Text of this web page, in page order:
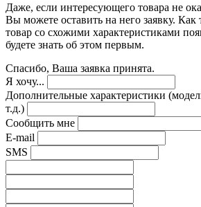
Даже, если интересующего товара не
Вы можете оставить на него заявку. Как
товар со схожими характеристиками
будете знать об этом первым.
Спасибо, Ваша заявка принята.
Я хочу...
Дополнительные характеристики
т.д.)
Сообщить мне
E-mail
SMS